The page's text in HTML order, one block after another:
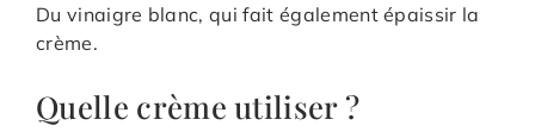
Du vinaigre blanc, qui fait également épaissir la
crème.
Quelle crème utiliser ?